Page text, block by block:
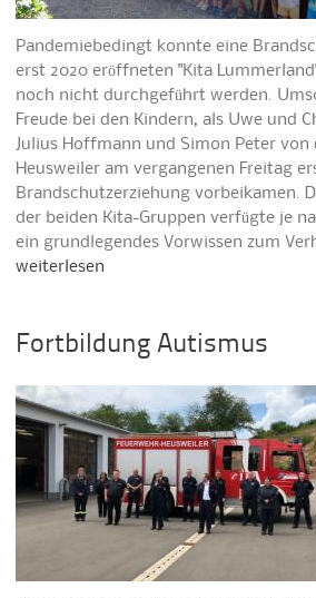
Pandemiebedingt konnte eine
erst 2020 eröffneten "Kita
noch nicht durchgeführt werden.
Freude bei den Kindern, als Uwe und
Julius Hoffmann und Simon Peter von
Heusweiler am vergangenen Freitag
Brandschutzerziehung vorbeikamen.
der beiden Kita-Gruppen verfügte je
ein grundlegendes Vorwissen zum
weiterlesen
Fortbildung Autismus